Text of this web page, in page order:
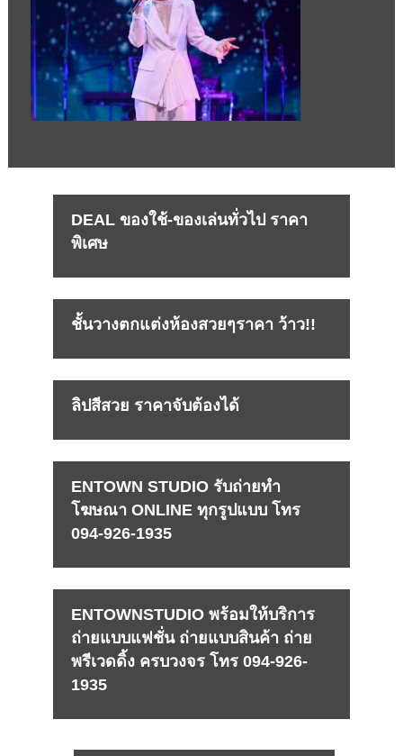
DEAL ของใช้-ของเล่นทั่วไป ราคา
พิเศษ
ชั้นวางตกแต่งห้องสวยๆราคา ว้าว!!
ลิปสีสวย ราคาจับต้องได้
ENTOWN STUDIO รับถ่ายทำ
โฆษณา ONLINE ทุกรูปแบบ โทร
094-926-1935
ENTOWNSTUDIO พร้อมให้บริการ
ถ่ายแบบแฟชั่น ถ่ายแบบสินค้า ถ่าย
พรีเวดดิ้ง ครบวงจร โทร 094-926-
1935